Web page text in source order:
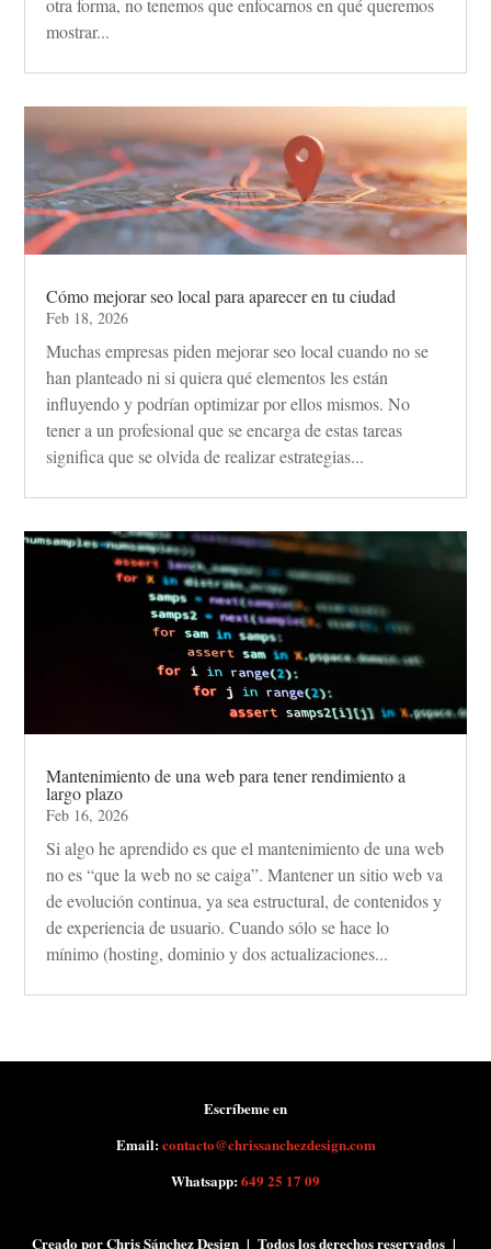
otra forma, no tenemos que enfocarnos en qué queremos
mostrar...
Cómo mejorar seo local para aparecer en tu ciudad
Feb 18, 2026
Muchas empresas piden mejorar seo local cuando no se
han planteado ni si quiera qué elementos les están
influyendo y podrían optimizar por ellos mismos. No
tener a un profesional que se encarga de estas tareas
significa que se olvida de realizar estrategias...
Mantenimiento de una web para tener rendimiento a
largo plazo
Feb 16, 2026
Si algo he aprendido es que el mantenimiento de una web
no es “que la web no se caiga”. Mantener un sitio web va
de evolución continua, ya sea estructural, de contenidos y
de experiencia de usuario. Cuando sólo se hace lo
mínimo (hosting, dominio y dos actualizaciones...
Creado por Chris Sánchez Design | Todos los derechos reservados |
Escríbeme en
Email:contacto@chrissanchezdesign.com
Whatsapp:649 25 17 09